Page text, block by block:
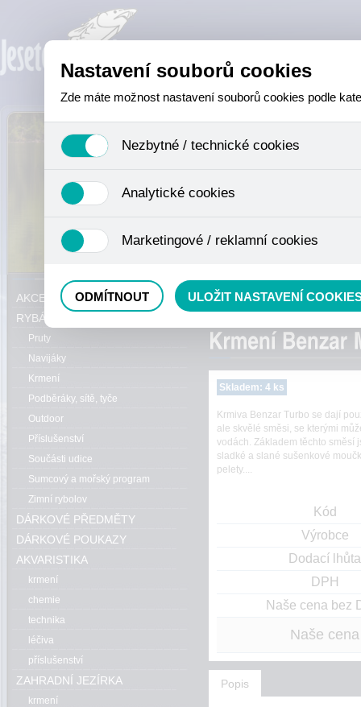
Právě se nacházíte:
Method mixy
Skladem: 4 ks
Krmiva Benzar Turbo se dají
ale skvělé směsi, se kterými
vodách. Základem těchto směsí
sladké a slané sušenkové
pelety....
Kód
Výrobce
Dodací lhůta
DPH
Naše cena bez
Naše cena
Popis
AKCE, SLEVY, VÝPRODEJ
RYBÁŘSKÝ SORTIMENT
Pruty
Navijáky
Krmení
Podběráky, sítě, tyče
Outdoor
Příslušenství
Součásti udice
Sumcový a mořský program
Zimní rybolov
DÁRKOVÉ PŘEDMĚTY
DÁRKOVÉ POUKAZY
AKVARISTIKA
krmení
chemie
technika
léčiva
příslušenství
ZAHRADNÍ JEZÍRKA
krmení
Nastavení souborů cookies
Zde máte možnost nastavení souborů cookies podle
Nezbytné / technické cookies
se mimo jiné k ukládání produktů v nákupním košíku,
není zapotřebí Váš souhlas a není možné jej ani odebrat.
Analytické cookies
nejedná o osobní údaje, protože anonymizované cookies
odkazy, prohlížené zboží apod.
Marketingové / reklamní cookies
ODMÍTNOUT ULOŽIT NASTAVENÍ